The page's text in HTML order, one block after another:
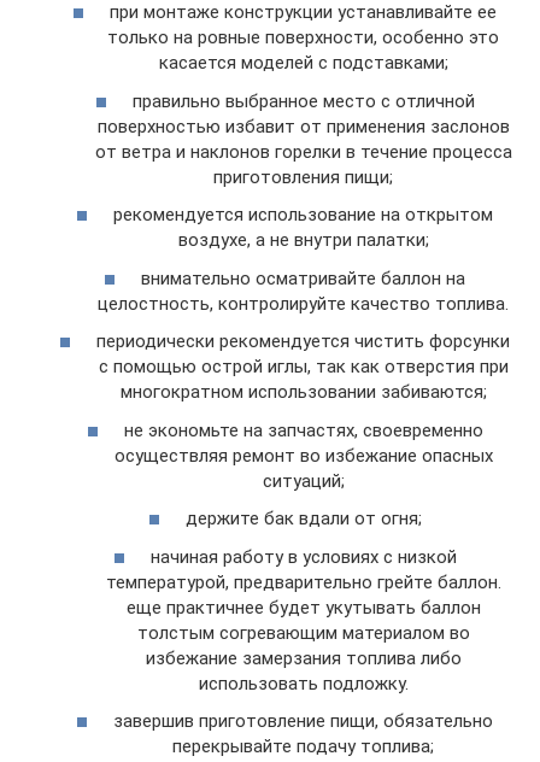
при монтаже конструкции устанавливайте ее
только на ровные поверхности, особенно это
касается моделей с подставками;
правильно выбранное место с отличной
поверхностью избавит от применения заслонов
от ветра и наклонов горелки в течение процесса
приготовления пищи;
рекомендуется использование на открытом
воздухе, а не внутри палатки;
внимательно осматривайте баллон на
целостность, контролируйте качество топлива.
периодически рекомендуется чистить форсунки
с помощью острой иглы, так как отверстия при
многократном использовании забиваются;
не экономьте на запчастях, своевременно
осуществляя ремонт во избежание опасных
ситуаций;
держите бак вдали от огня;
начиная работу в условиях с низкой
температурой, предварительно грейте баллон.
еще практичнее будет укутывать баллон
толстым согревающим материалом во
избежание замерзания топлива либо
использовать подложку.
завершив приготовление пищи, обязательно
перекрывайте подачу топлива;